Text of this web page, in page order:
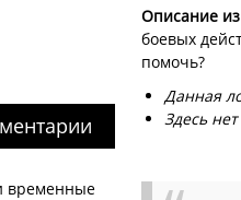
временные
Описание
боевых
помочь?
Данная
Здесь